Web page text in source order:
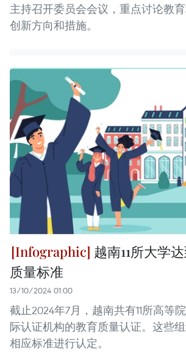
主持召开委员会会议，重点讨论教
创新方向和措施。
越南11所大学
质量标准
13/10/2024 01:00
截止2024年7月，越南共有11所高等
际认证机构的教育质量认证。这些
相应标准进行认定。